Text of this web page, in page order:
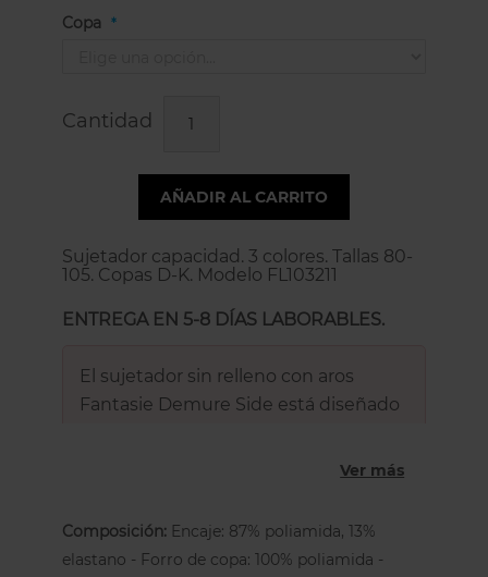
Copa
Cantidad
AÑADIR AL CARRITO
Sujetador capacidad. 3 colores. Tallas 80-
105. Copas D-K. Modelo FL103211
ENTREGA EN 5-8 DÍAS LABORABLES.
El sujetador sin relleno con aros
Fantasie Demure Side está diseñado
sujeción firme y una forma definida,
Ver más
Composición: Encaje: 87% poliamida, 13%
elastano - Forro de copa: 100% poliamida -